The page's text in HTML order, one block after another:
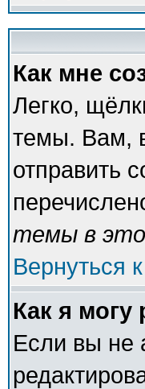
Как мне
Легко,
темы. Вам,
отправить
темы в
Вернуться
Как я могу
Если вы не